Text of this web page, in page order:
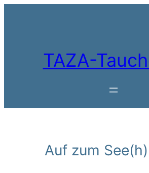
TAZA-
Auf zum